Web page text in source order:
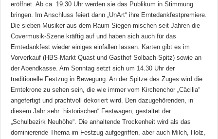
eröffnet. Ab ca. 19.30 Uhr werden sie das Publikum in Stimmung
bringen. Im Anschluss feiert dann „UnArt“ ihre Erntedankfestpremiere.
Die sieben Musiker aus dem Raum Siegen mischen seit Jahren die
Covermusik-Szene kräftig auf und haben sich auch für das
Erntedankfest wieder einiges einfallen lassen. Karten gibt es im
Vorverkauf (HBS-Markt Quast und Gasthof Solbach-Spitz) sowie an
der Abendkasse. Am Sonntag setzt sich um 14.30 Uhr der
traditionelle Festzug in Bewegung. An der Spitze des Zuges wird die
Erntekrone zu sehen sein, die wie immer vom Kirchenchor „Cäcilia“
angefertigt und prachtvoll dekoriert wird. Den dazugehörenden, in
diesem Jahr sehr „historischen“ Festwagen, gestaltet der
„Schulbezirk Neuhöhe“. Die anhaltende Trockenheit wird als das
dominierende Thema im Festzug aufgegriffen, aber auch Milch, Holz,